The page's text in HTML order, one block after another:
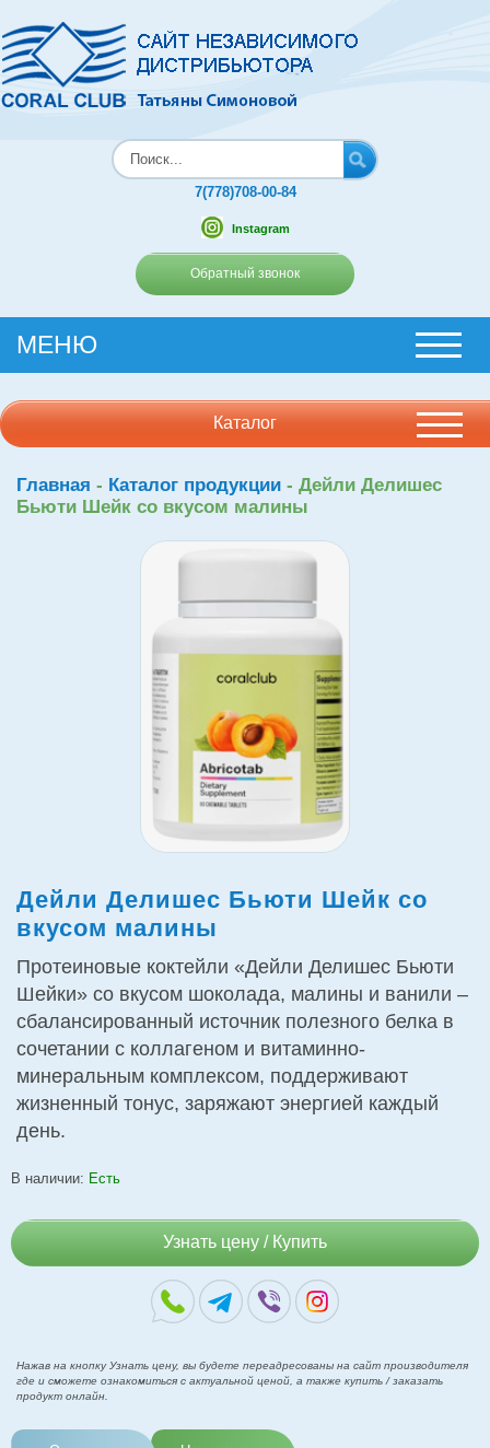
7(778)708-00-84
Instagram
Обратный звонок
МЕНЮ
Каталог
Главная - Каталог продукции - Дейли Делишес
Бьюти Шейк со вкусом малины
Дейли Делишес Бьюти Шейк со
вкусом малины
Протеиновые коктейли «Дейли Делишес Бьюти
Шейки» со вкусом шоколада, малины и ванили –
сбалансированный источник полезного белка в
сочетании с коллагеном и витаминно-
минеральным комплексом, поддерживают
жизненный тонус, заряжают энергией каждый
день.
В наличии: Есть
Узнать цену / Купить
Нажав на кнопку Узнать цену, вы будете переадресованы на сайт производителя
где и сможете ознакомиться с актуальной ценой, а также купить / заказать
продукт онлайн.